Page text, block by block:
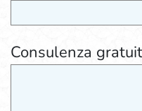
Consulenza